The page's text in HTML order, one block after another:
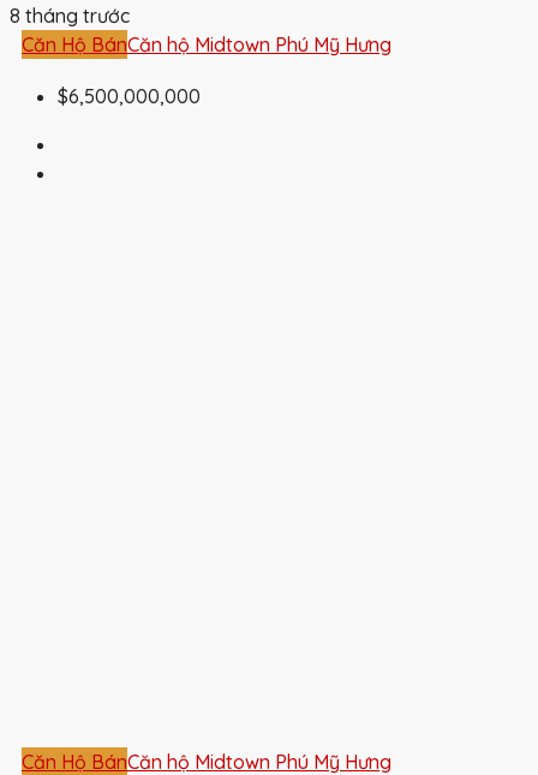
8 tháng trước
Căn Hộ BánCăn hộ Midtown Phú Mỹ Hưng
$6,500,000,000
Căn Hộ BánCăn hộ Midtown Phú Mỹ Hưng